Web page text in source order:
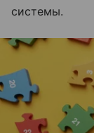
системы.